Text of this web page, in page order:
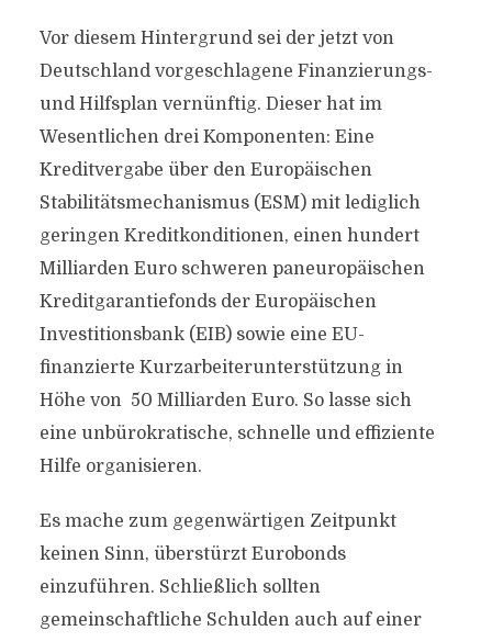
Vor diesem Hintergrund sei der jetzt von
Deutschland vorgeschlagene Finanzierungs-
und Hilfsplan vernünftig. Dieser hat im
Wesentlichen drei Komponenten: Eine
Kreditvergabe über den Europäischen
Stabilitätsmechanismus (ESM) mit lediglich
geringen Kreditkonditionen, einen hundert
Milliarden Euro schweren paneuropäischen
Kreditgarantiefonds der Europäischen
Investitionsbank (EIB) sowie eine EU-
finanzierte Kurzarbeiterunterstützung in
Höhe von 50 Milliarden Euro. So lasse sich
eine unbürokratische, schnelle und effiziente
Hilfe organisieren.
Es mache zum gegenwärtigen Zeitpunkt
keinen Sinn, überstürzt Eurobonds
einzuführen. Schließlich sollten
gemeinschaftliche Schulden auch auf einer